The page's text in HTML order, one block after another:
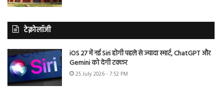
टेक्नोलॉजी
iOS 27 में नई Siri होगी पहले से ज्यादा स्मार्ट, ChatGPT और
Gemini को देगी टक्कर
25 July 2026 - 7:52 PM